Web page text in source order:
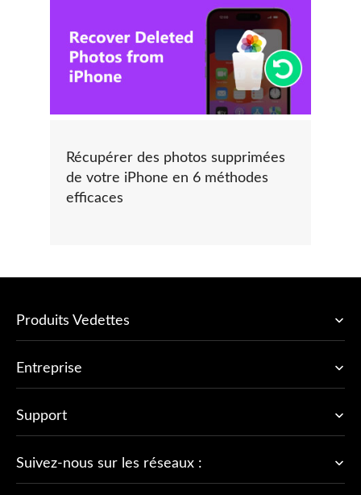
Récupérer des photos supprimées
de votre iPhone en 6 méthodes
efficaces
Produits Vedettes
Entreprise
Support
Suivez-nous sur les réseaux :